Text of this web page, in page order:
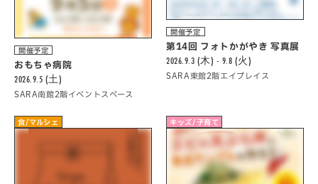
開催予定
おもちゃ病院
2026.9.5 (土)
SARA南館2階イベントスペース
開催予定
第14回 フォトかがやき 写真展
2026.9.3 (木) - 9.8 (火)
SARA東館2階エイプレイス
食/マルシェ キッズ/子育て